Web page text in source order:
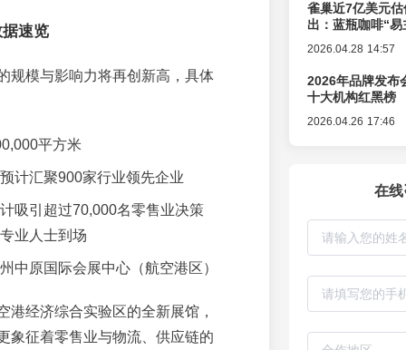
速览
规模与影响力将再创新高，具体
平方米
预计汇聚900家行业领先企业
吸引超过70,000名零售业决策
业人士到场
中原国际会展中心（航空港区）
港经济综合实验区的全新展馆，
象征着零售业与物流、供应链的
雀巢近7亿美元
出：蓝瓶咖啡“
2026.04.28 14:57
2026年品牌发布
十大机构红黑榜
2026.04.26 17:46
在